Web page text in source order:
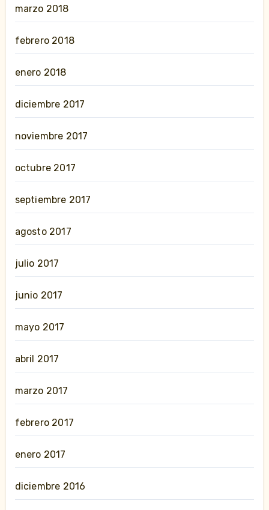
marzo 2018
febrero 2018
enero 2018
diciembre 2017
noviembre 2017
octubre 2017
septiembre 2017
agosto 2017
julio 2017
junio 2017
mayo 2017
abril 2017
marzo 2017
febrero 2017
enero 2017
diciembre 2016